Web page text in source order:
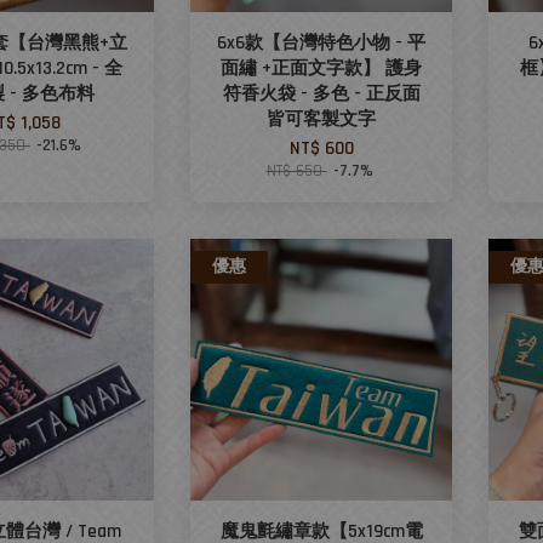
【台灣黑熊+立
- 全
- 多色布料
1,058
-21.6%
6x6款【台灣特色小物 - 平
面繡 +正面文字款】 護身
符香火袋 - 多色 - 正反面
皆可客製文字
NT$ 600
NT$ 650 -7.7%
框
體台灣 / Team
優惠
魔鬼氈繡章款【5x19cm電
優
雙